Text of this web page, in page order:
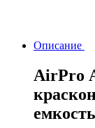
Описание
AirPro